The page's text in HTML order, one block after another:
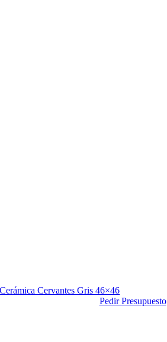
Cerámica Cervantes Gris 46×46
Pedir Presupuesto